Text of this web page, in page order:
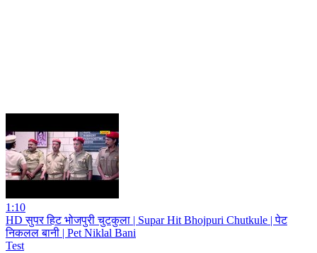
1:10
HD सुपर हिट भोजपुरी चुटकुला | Supar Hit Bhojpuri Chutkule | पेट
निकलल बानी | Pet Niklal Bani
Test